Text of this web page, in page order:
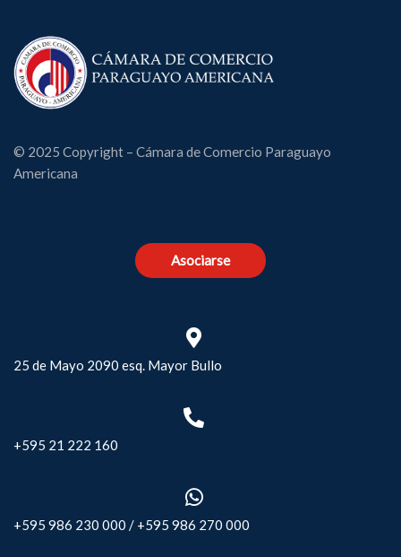
© 2025 Copyright – Cámara de Comercio Paraguayo
Americana
Asociarse
25 de Mayo 2090 esq. Mayor Bullo
+595 21 222 160
+595 986 230 000 / +595 986 270 000